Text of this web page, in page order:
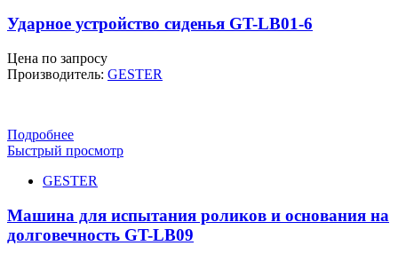
Ударное устройство сиденья GT-LB01-6
Цена по запросу
Производитель: GESTER
Подробнее
Быстрый просмотр
GESTER
Машина для испытания роликов и основания на
долговечность GT-LB09